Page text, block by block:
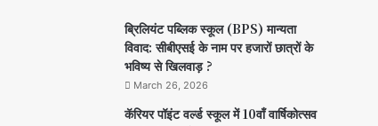
ब्रिलियंट पब्लिक स्कूल (BPS) मान्यता
विवाद: सीबीएसई के नाम पर हजारों छात्रों के
भविष्य से खिलवाड़ ?
March 26, 2026
कॅरियर पॉइंट वर्ल्ड स्कूल में 10वाँ वार्षिकोत्सव